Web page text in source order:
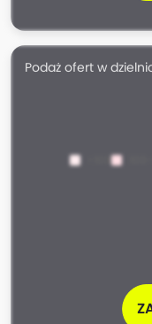
Podaż ofert w
<100